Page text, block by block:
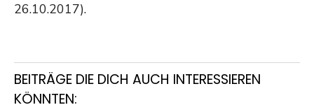
26.10.2017).
BEITRÄGE DIE DICH AUCH INTERESSIEREN
KÖNNTEN: